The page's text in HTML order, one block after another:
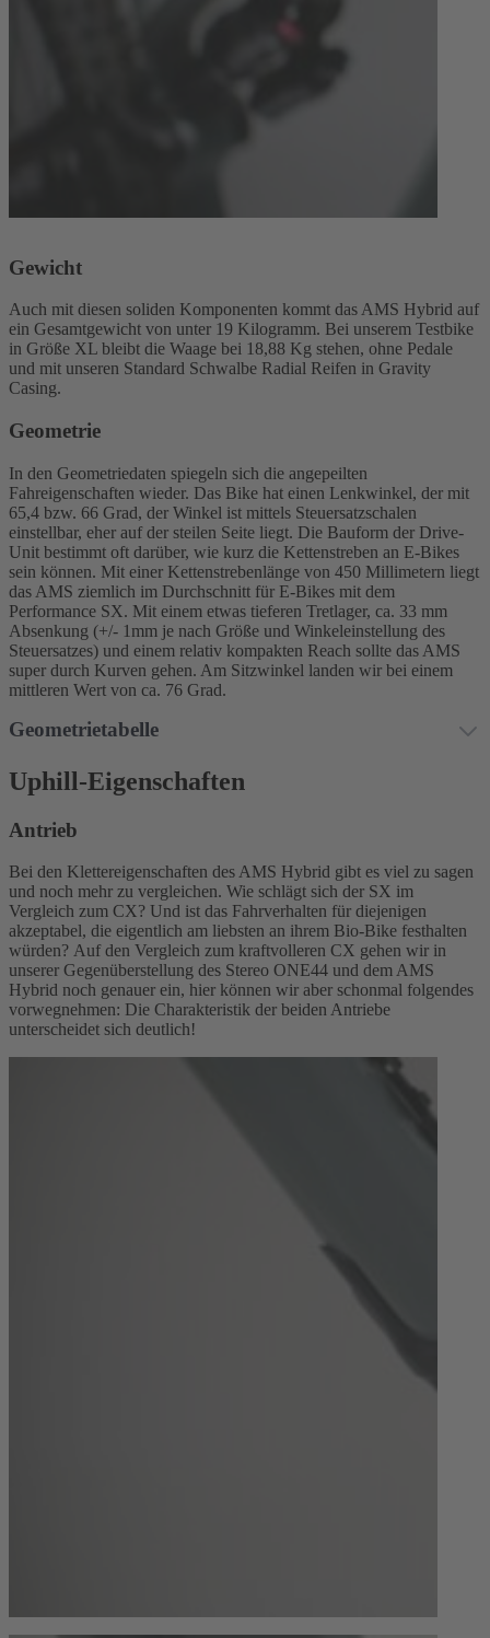
Gewicht
Auch mit diesen soliden Komponenten kommt das AMS Hybrid auf
ein Gesamtgewicht von unter 19 Kilogramm. Bei unserem Testbike
in Größe XL bleibt die Waage bei 18,88 Kg stehen, ohne Pedale
und mit unseren Standard Schwalbe Radial Reifen in Gravity
Casing.
Geometrie
In den Geometriedaten spiegeln sich die angepeilten
Fahreigenschaften wieder. Das Bike hat einen Lenkwinkel, der mit
65,4 bzw. 66 Grad, der Winkel ist mittels Steuersatzschalen
einstellbar, eher auf der steilen Seite liegt. Die Bauform der Drive-
Unit bestimmt oft darüber, wie kurz die Kettenstreben an E-Bikes
sein können. Mit einer Kettenstrebenlänge von 450 Millimetern liegt
das AMS ziemlich im Durchschnitt für E-Bikes mit dem
Performance SX. Mit einem etwas tieferen Tretlager, ca. 33 mm
Absenkung (+/- 1mm je nach Größe und Winkeleinstellung des
Steuersatzes) und einem relativ kompakten Reach sollte das AMS
super durch Kurven gehen. Am Sitzwinkel landen wir bei einem
mittleren Wert von ca. 76 Grad.
Geometrietabelle
Uphill-Eigenschaften
Antrieb
Bei den Klettereigenschaften des AMS Hybrid gibt es viel zu sagen
und noch mehr zu vergleichen. Wie schlägt sich der SX im
Vergleich zum CX? Und ist das Fahrverhalten für diejenigen
akzeptabel, die eigentlich am liebsten an ihrem Bio-Bike festhalten
würden? Auf den Vergleich zum kraftvolleren CX gehen wir in
unserer Gegenüberstellung des Stereo ONE44 und dem AMS
Hybrid noch genauer ein, hier können wir aber schonmal folgendes
vorwegnehmen: Die Charakteristik der beiden Antriebe
unterscheidet sich deutlich!